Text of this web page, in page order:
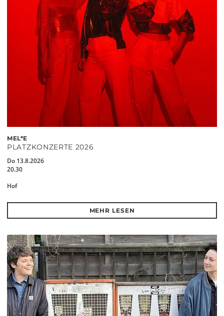
MEL*E
PLATZKONZERTE 2026
Do 13.8.2026
20.30
Hof
MEHR LESEN